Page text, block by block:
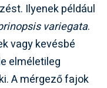
Ilyenek például
variegata.
vagy kevésbé
elméletileg
A mérgező fajok